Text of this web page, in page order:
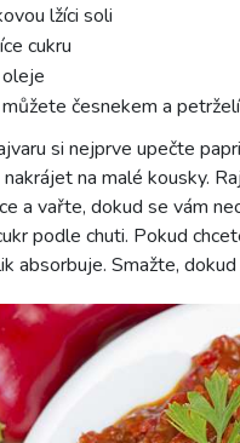
lžíci soli
cukru
česnekem a petrželí
si nejprve upečte
na malé kousky.
a vařte, dokud se vám
podle chuti. Pokud
absorbuje. Smažte,